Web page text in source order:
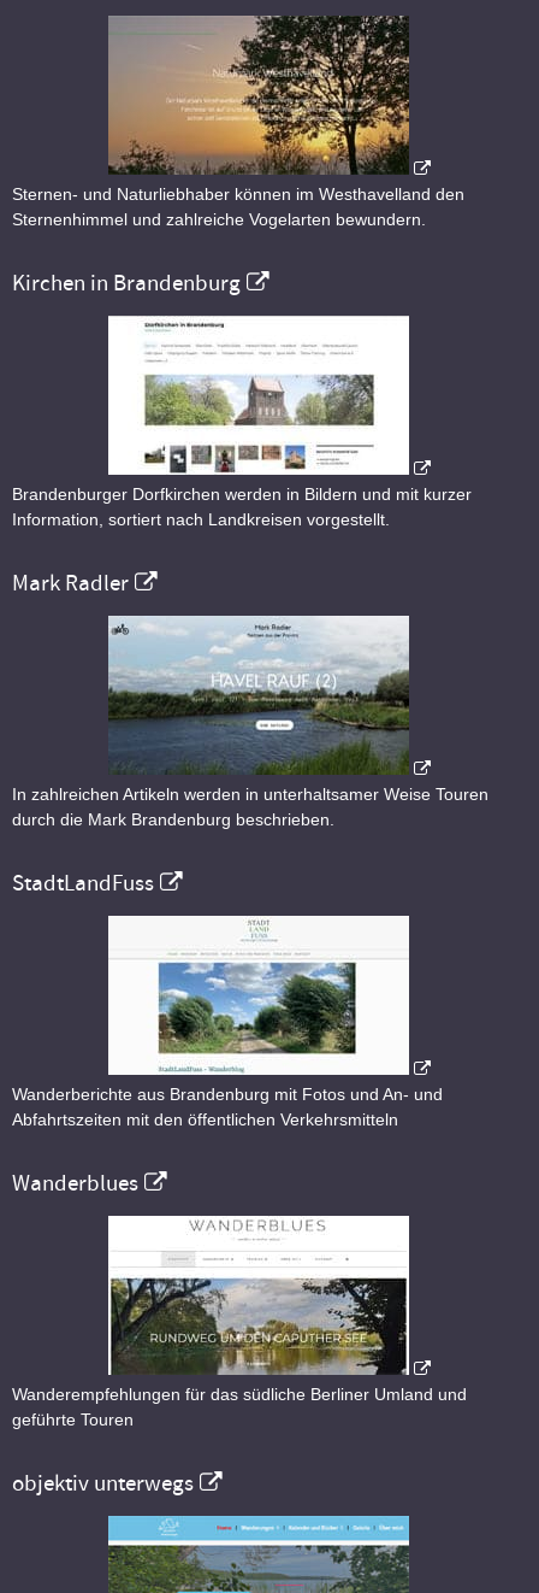
Sternen- und Naturliebhaber können im Westhavelland den
Sternenhimmel und zahlreiche Vogelarten bewundern.
Kirchen in Brandenburg
Brandenburger Dorfkirchen werden in Bildern und mit kurzer
Information, sortiert nach Landkreisen vorgestellt.
Mark Radler
In zahlreichen Artikeln werden in unterhaltsamer Weise Touren
durch die Mark Brandenburg beschrieben.
StadtLandFuss
Wanderberichte aus Brandenburg mit Fotos und An- und
Abfahrtszeiten mit den öffentlichen Verkehrsmitteln
Wanderblues
Wanderempfehlungen für das südliche Berliner Umland und
geführte Touren
objektiv unterwegs